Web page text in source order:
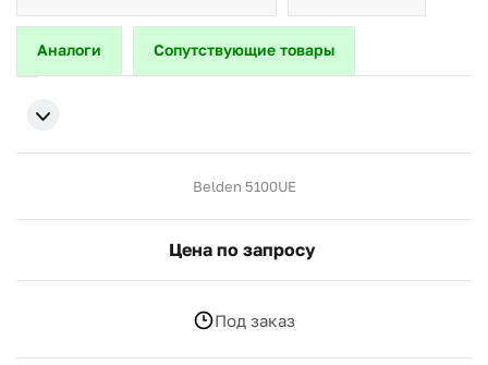
Аналоги Сопутствующие товары
Belden 5100UE
Цена по запросу
Под заказ